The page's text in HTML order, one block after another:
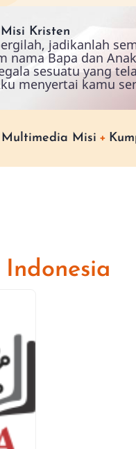
Kristen
jadikanlah
nama Bapa dan
sesuatu yang
menyertai kamu
Multimedia Misi